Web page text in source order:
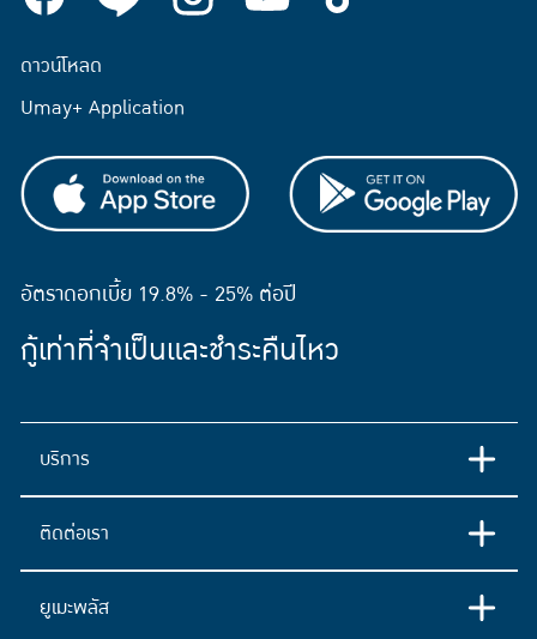
ดาวน์โหลด
Umay+ Application
อัตราดอกเบี้ย 19.8% - 25% ต่อปี
กู้เท่าที่จำเป็นและชำระคืนไหว
บริการ
ติดต่อเรา
ยูเมะพลัส